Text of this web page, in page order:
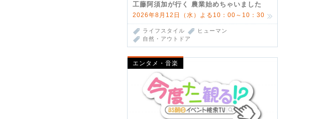
工藤阿須加が行く 農業始めちゃいました
2026年8月12日（水）よる10：00～10：30
ライフスタイル
ヒューマン
自然・アウトドア
エンタメ・音楽